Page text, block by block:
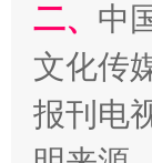
揭
二、 中
文化传
报刊电